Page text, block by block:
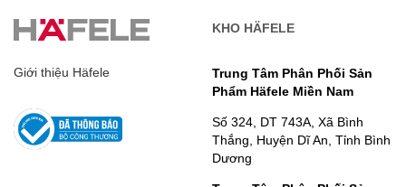
Giới thiệu Häfele
KHO HÄFELE
Trung Tâm Phân Phối Sản
Phẩm Häfele Miền Nam
Số 324, DT 743A, Xã Bình
Thắng, Huyện Dĩ An, Tỉnh Bình
Dương